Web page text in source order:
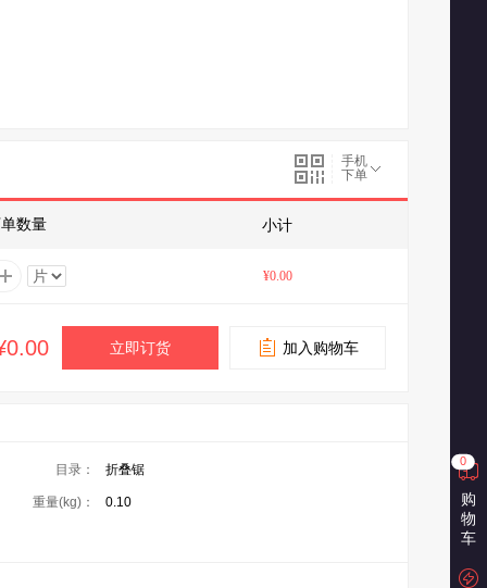
手机
下单
数量 小计
¥0.00
立即订货 加入购物车
目录： 折叠锯
重量(kg)： 0.10
0
购
物
车